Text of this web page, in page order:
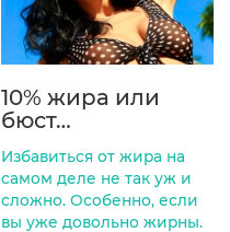
10% жира или
бюст…
Избавиться от жира на
самом деле не так уж и
сложно. Особенно, если
вы уже довольно жирны.